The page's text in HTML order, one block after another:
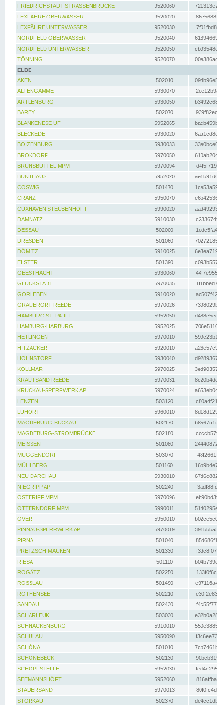
FRIEDRICHSTADT STRASSENBRÜCKE
9520060
LEXFÄHRE OBERWASSER
9520020
LEXFÄHRE UNTERWASSER
9520030
NORDFELD OBERWASSER
9520040
NORDFELD UNTERWASSER
9520050
TÖNNING
9520070
ELBE
AKEN
502010
ALTENGAMME
5930070
ARTLENBURG
5930050
BARBY
502070
BLANKENESE UF
5952065
BLECKEDE
5930020
BOIZENBURG
5930033
BROKDORF
5970050
BRUNSBÜTTEL MPM
5970094
BUNTHAUS
5952020
COSWIG
501470
CRANZ
5950070
CUXHAVEN STEUBENHÖFT
5990020
DAMNATZ
5910030
DESSAU
502000
DRESDEN
501060
DÖMITZ
5910025
ELSTER
501390
GEESTHACHT
5930060
GLÜCKSTADT
5970035
GORLEBEN
5910020
GRAUERORT REEDE
5970026
HAMBURG ST. PAULI
5952050
HAMBURG-HARBURG
5952025
HETLINGEN
5970010
HITZACKER
5920010
HOHNSTORF
5930040
KOLLMAR
5970025
KRAUTSAND REEDE
5970031
KRÜCKAU-SPERRWERK AP
5970024
LENZEN
503120
LÜHORT
5960010
MAGDEBURG-BUCKAU
502170
MAGDEBURG-STROMBRÜCKE
502180
MEISSEN
501080
MÜGGENDORF
503070
MÜHLBERG
501160
NEU DARCHAU
5930010
NIEGRIPP AP
502240
OSTERIFF MPM
5970096
OTTERNDORF MPM
5990011
OVER
5950010
PINNAU-SPERRWERK AP
5970019
PIRNA
501040
PRETZSCH-MAUKEN
501330
RIESA
501110
ROGÄTZ
502250
ROSSLAU
501490
ROTHENSEE
502210
SANDAU
502430
SCHARLEUK
503030
SCHNACKENBURG
5910010
SCHULAU
5950090
SCHÖNA
501010
SCHÖNEBECK
502130
SCHÖPFSTELLE
5952030
SEEMANNSHÖFT
5952060
STADERSAND
5970013
STORKAU
502370